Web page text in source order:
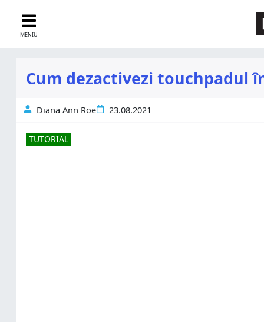
MENIU
Cum dezactivezi touchpadul
Diana Ann Roe 23.08.2021
TUTORIAL